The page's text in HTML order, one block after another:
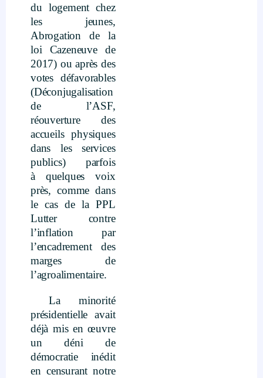
du logement chez
les jeunes,
Abrogation de la
loi Cazeneuve de
2017) ou après des
votes défavorables
(Déconjugalisation
de l’ASF,
réouverture des
accueils physiques
dans les services
publics) parfois
à quelques voix
près, comme dans
le cas de la PPL
Lutter contre
l’inflation par
l’encadrement des
marges de
l’agroalimentaire.
La minorité
présidentielle avait
déjà mis en œuvre
un déni de
démocratie inédit
en censurant notre